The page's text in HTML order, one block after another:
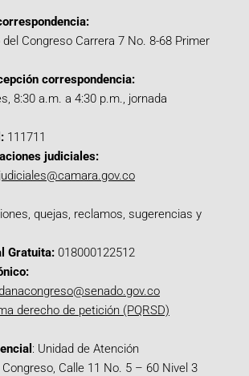
Congreso Carrera 7 No. 8-68 Primer
correspondencia:
8:30 a.m. a 4:30 p.m., jornada
111711
judiciales:
quejas, reclamos, sugerencias y
Gratuita: 018000122512
derecho de petición (PQRSD)
: Unidad de Atención
Calle 11 No. 5 – 60 Nivel 3